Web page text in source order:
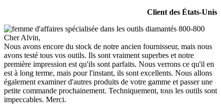
Client des États-Unis
Cher Alvin,
Nous avons encore du stock de notre ancien fournisseur, mais nous
avons testé tous vos outils. Ils sont vraiment superbes et notre
première impression est qu'ils sont parfaits. Nous verrons ce qu'il en
est à long terme, mais pour l'instant, ils sont excellents. Nous allons
également examiner d'autres produits de votre gamme et passer une
petite commande prochainement. Techniquement, tous les outils sont
impeccables. Merci.